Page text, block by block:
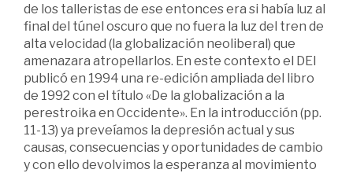
de los talleristas de ese entonces era si había luz al
final del túnel oscuro que no fuera la luz del tren de
alta velocidad (la globalización neoliberal) que
amenazara atropellarlos. En este contexto el DEI
publicó en 1994 una re-edición ampliada del libro
de 1992 con el título «De la globalización a la
perestroika en Occidente». En la introducción (pp.
11-13) ya preveíamos la depresión actual y sus
causas, consecuencias y oportunidades de cambio
y con ello devolvimos la esperanza al movimiento